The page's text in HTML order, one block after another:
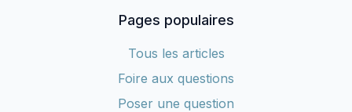
Pages populaires
Tous les articles
Foire aux questions
Poser une question